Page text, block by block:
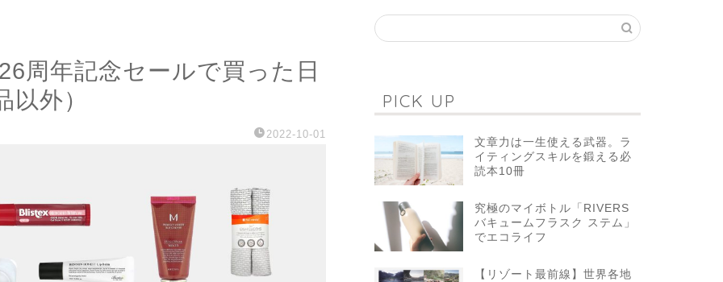
周年記念セールで買った日
外）
2022-10-01
PICK UP
文章力は一生使える武器。ラ
イティングスキルを鍛える必
読本10冊
究極のマイボトル「RIVERS
バキュームフラスク ステム」
でエコライフ
【リゾート最前線】世界各地